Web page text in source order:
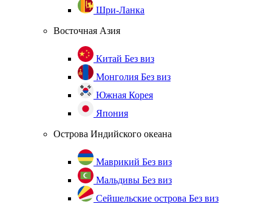
Шри-Ланка
Восточная Азия
Китай Без виз
Монголия Без виз
Южная Корея
Япония
Острова Индийского океана
Маврикий Без виз
Мальдивы Без виз
Сейшельские острова Без виз